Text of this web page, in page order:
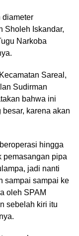
diameter
Sholeh Iskandar,
Narkoba
Sareal,
Sudirman
bahwa ini
karena akan
hingga
pemasangan pipa
jadi nanti
sampai sampai ke
oleh SPAM
sebelah kiri itu